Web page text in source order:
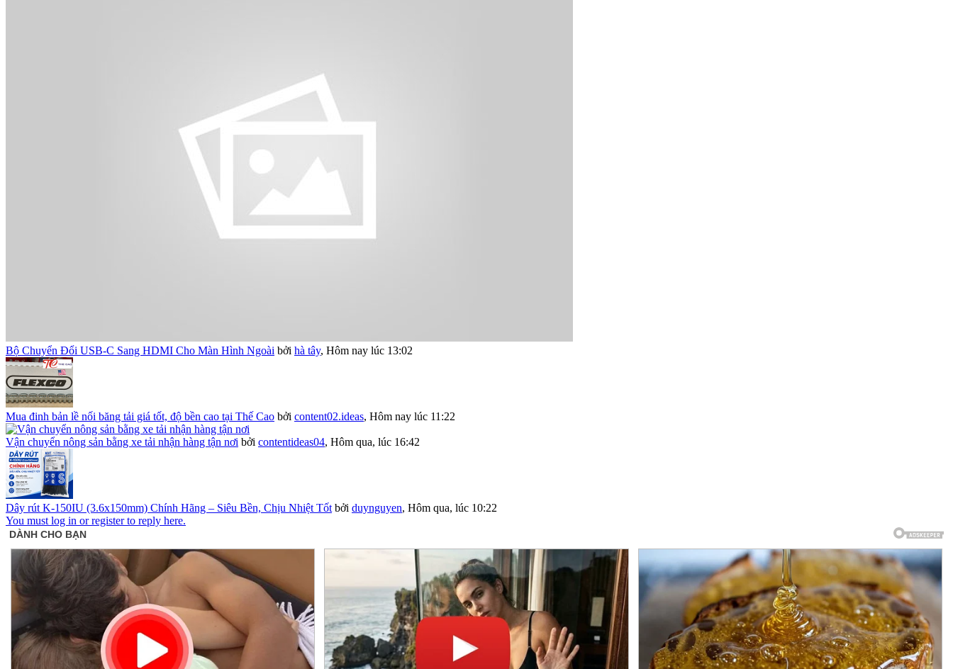
Bộ Chuyển Đổi USB-C Sang HDMI Cho Màn Hình Ngoài bởi hà tây, Hôm nay lúc 13:02
Mua đinh bản lề nối băng tải giá tốt, độ bền cao tại Thế Cao bởi content02.ideas, Hôm nay lúc 11:22
Vận chuyển nông sản bằng xe tải nhận hàng tận nơi bởi contentideas04, Hôm qua, lúc 16:42
Dây rút K-150IU (3.6x150mm) Chính Hãng – Siêu Bền, Chịu Nhiệt Tốt bởi duynguyen, Hôm qua, lúc 10:22
You must log in or register to reply here.